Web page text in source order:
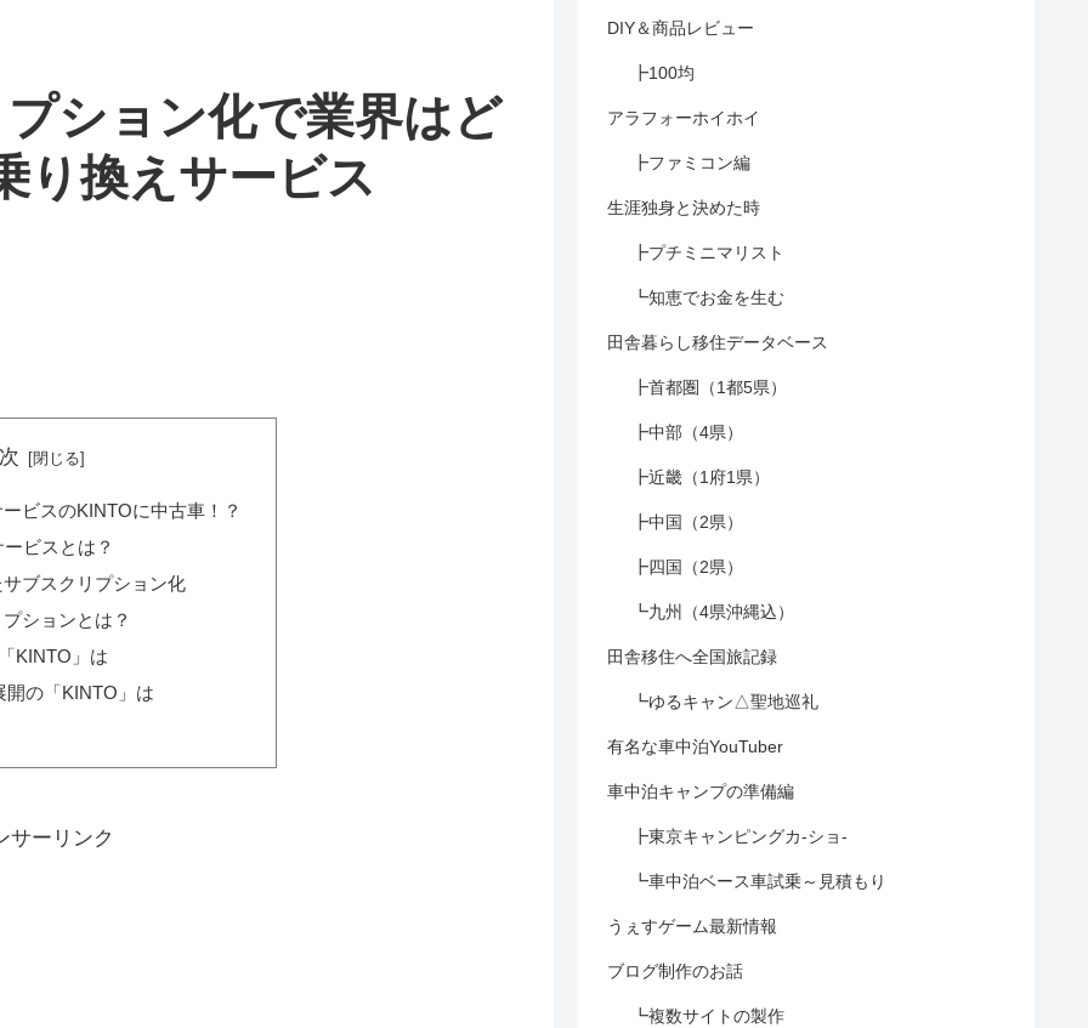
ション化で業界はど
り換えサービス
ビスのKINTOに中古車！？
ビスとは？
ブスクリプション化
ションとは？
KINTO」は
開の「KINTO」は
サーリンク
DIY＆商品レビュー
┣100均
アラフォーホイホイ
┣ファミコン編
生涯独身と決めた時
┣プチミニマリスト
┗知恵でお金を生む
田舎暮らし移住データベース
┣首都圏（1都5県）
┣中部（4県）
┣近畿（1府1県）
┣中国（2県）
┣四国（2県）
┗九州（4県沖縄込）
田舎移住へ全国旅記録
┗ゆるキャン△聖地巡礼
有名な車中泊YouTuber
車中泊キャンプの準備編
┣東京キャンピングカ-ショ-
┗車中泊ベース車試乗～見積もり
うぇすゲーム最新情報
ブログ制作のお話
┗複数サイトの製作